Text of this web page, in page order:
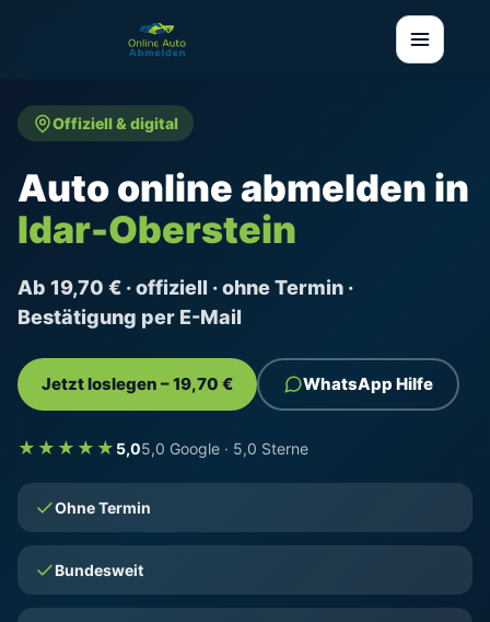
Offiziell & digital
Auto online abmelden in
Idar-Oberstein
Ab 19,70 € · offiziell · ohne Termin ·
Bestätigung per E-Mail
Jetzt loslegen – 19,70 € WhatsApp Hilfe
★★★★★ 5,05,0 Google · 5,0 Sterne
Ohne Termin
Bundesweit